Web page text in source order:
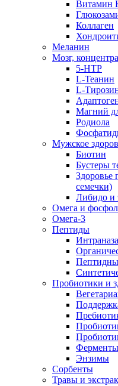
Витамин
Коллаген
Меланин
Мозг,
5-HTP
L-Теанин
L-
Магний
Родиола
Мужское
Биотин
Бустеры
Здоровье
семечки)
Либидо и
Омега и
Омега-3
Пептиды
Пробиотики и
Энзимы
Сорбенты
Травы и